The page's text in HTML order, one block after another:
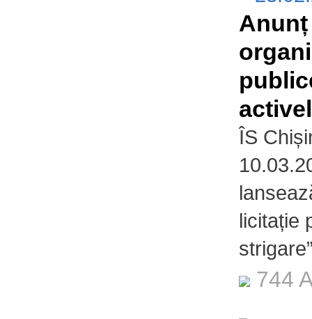
ÎS
licitație
744